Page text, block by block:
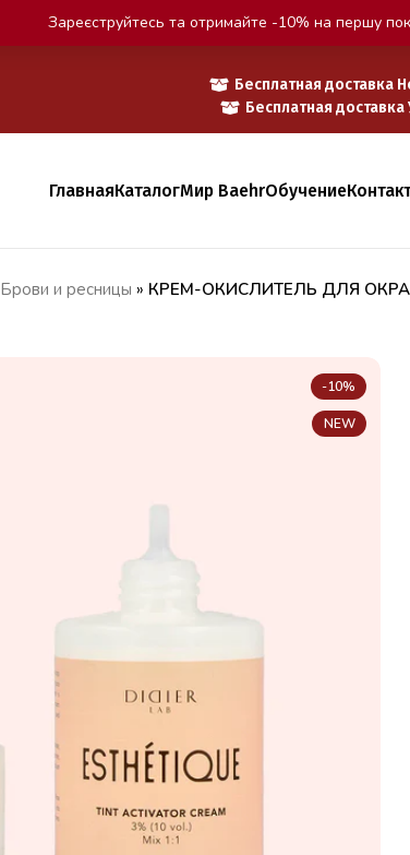
Бесплатная доставка
Бесплатная
ГлавнаяКаталогМир BaehrОбучение
Брови и ресницы » КРЕМ-ОКИСЛИТЕЛЬ ДЛЯ
-10%
NEW
Зареєструйтесь та отримайте -10% на першу